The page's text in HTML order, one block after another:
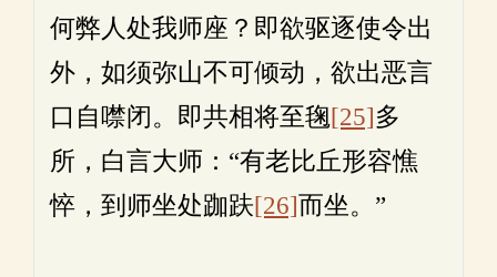
何弊人处我师座？即欲驱逐使令出
外，如须弥山不可倾动，欲出恶言
口自噤闭。即共相将至毱[25]多
所，白言大师：“有老比丘形容憔
悴，到师坐处跏趺[26]而坐。”